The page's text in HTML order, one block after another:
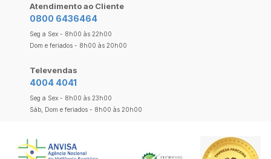
Atendimento ao Cliente
0800 6436464
Seg a Sex - 8h00 às 22h00
Dom e feriados - 8h00 às 20h00
Televendas
4004 4041
Seg a Sex - 8h00 às 23h00
Sáb, Dom e feriados - 8h00 às 20h00